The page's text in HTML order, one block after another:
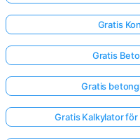
Gratis
Gratis
Gratis
Gratis Kalkylator